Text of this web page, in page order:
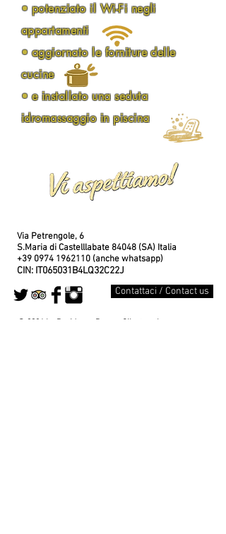
• potenziato il Wi-Fi negli
appartamenti
• aggiornato le forniture delle
cucine
• e installato una seduta
idromassaggio in piscina
Via Petrengole, 6
S.Maria di Castelllabate 84048 (SA) Italia
+39 0974 1962110 (anche whatsapp)
CIN: IT065031B4LQ32C22J
Contattaci / Contact us